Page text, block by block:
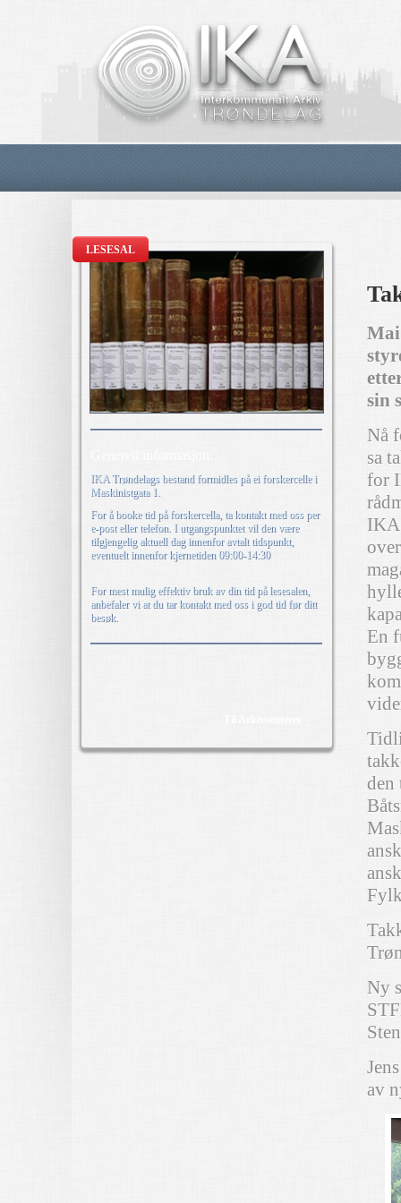
LESESAL
IKA Trøndelags bestand formidles på ei forskercelle i
Maskinistgata 1.
For å booke tid på forskercella, ta kontakt med oss per
e-post eller telefon. I utgangspunktet vil den være
tilgjengelig aktuell dag innenfor avtalt tidspunkt,
eventuelt innenfor kjernetiden 09:00-14:30
For mest mulig effektiv bruk av din tid på lesesalen,
anbefaler vi at du tar kontakt med oss i god tid før ditt
besøk.
sin
Nå
sa
for
IKA
En
den
Ny
av